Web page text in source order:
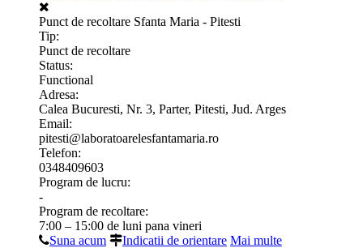
Punct de recoltare Sfanta Maria - Pitesti
Tip:
Punct de recoltare
Status:
Functional
Adresa:
Calea Bucuresti, Nr. 3, Parter, Pitesti, Jud. Arges
Email:
pitesti@laboratoarelesfantamaria.ro
Telefon:
0348409603
Program de lucru:
-
Program de recoltare:
7:00 – 15:00 de luni pana vineri
Suna acum
Indicatii de orientare Mai multe